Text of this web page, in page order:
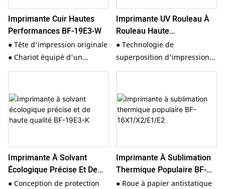
Imprimante Cuir Hautes
Performances BF-19E3-W
● Tête d'impression originale
● Chariot équipé d'un
système anti-collision ●
qualité ● Équipé d'un grand
système de séchage et d'un
ventilateur de séchage
Imprimante UV Rouleau À
Rouleau Haute
Performance BF-19E3-U
● Technologie de
superposition d'impression
multicouche ● Système
industrielle ● Moteur intégré
de haute qualité ● Pile
d'encre de levage intégrée
Imprimante À Solvant
Écologique Précise Et De
Haute Qualité BF-19E3-K
● Conception de protection
Imprimante À Sublimation
Thermique Populaire BF-
16X1/X2/E1/E2
● Roue à papier antistatique